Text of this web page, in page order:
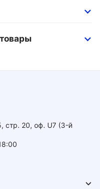
стр. 20, оф. U7 (3-й